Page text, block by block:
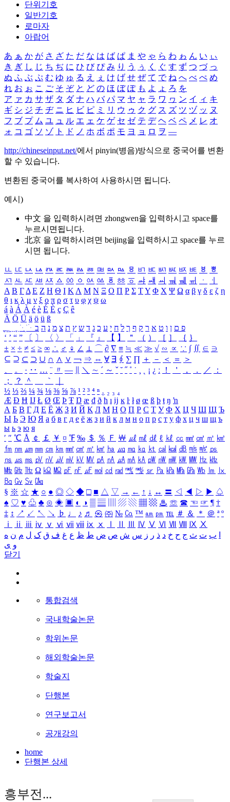
단위기호
일반기호
로마자
아랍어
あ ぁ か が さ ざ た だ な は ば ぱ ま や ゃ ら わ ゎ ん い ぃ
き ぎ し じ ち ぢ に ひ び ぴ み り う ぅ く ぐ す ず つ づ っ
ぬ ふ ぶ ぷ む ゆ ゅ る え ぇ け げ せ ぜ て で ね へ べ ぺ め
れ お ぉ こ ご そ ぞ と ど の ほ ぼ ぽ も よ ょ ろ を
ア ァ カ サ ザ タ ダ ナ ハ バ パ マ ヤ ャ ラ ワ ヮ ン イ ィ キ
ギ シ ジ チ ヂ ニ ヒ ビ ピ ミ リ ウ ゥ ク グ ス ズ ツ ヅ ッ ヌ
フ ブ プ ム ユ ュ ル エ ェ ケ ゲ セ ゼ テ デ ヘ ベ ペ メ レ オ
ォ コ ゴ ソ ゾ ト ド ノ ホ ボ ポ モ ヨ ョ ロ ヲ ―
http://chineseinput.net/에서 pinyin(병음)방식으로 중국어를 변환
할 수 있습니다.
변환된 중국어를 복사하여 사용하시면 됩니다.
예시)
中文 을 입력하시려면 zhongwen을 입력하시고 space를
누르시면됩니다.
北京 을 입력하시려면 beijing을 입력하시고 space를 누르
시면 됩니다.
ㅥ ㅦ ㅧ ㅨ ㅩ ㅪ ㅫ ㅬ ㅭ ㅮ ㅯ ㅰ ㅱ ㅲ ㅳ ㅴ ㅵ ㅶ ㅷ ㅸ
ㅹ
ㅺ ㅻ ㅼ ㅽ ㅾ ㅿ ㆀ ㆁ ㆂ ㆃ ㆄ ㆅ ㆆ ㆇ ㆈ ㆉ ㆊ ㆋ ㆌ ㆍ
ㆎ
Α Β ΓΔ Ε Ζ Η Θ Ι ΚΛ Μ Ν Ξ Ο Π Ρ Σ ΤΥ Φ Χ Ψ Ω α β γ δ ε ζ η
θ ι κ λ μ ν ξ ο π ρ σ τ υ φ χ ψ ω
á à Á À é è É È ç Ç ê
Ä Ö Ü ä ö ü ß
ִֶֹ ֻּ ׁׂ פ ם ן ו ט א ר ק ף ך ל ח י ע כ ג ד ש ץ ת צ מ נ ה ב
‘ ’ “ ” 〔 〕 〈 〉 「 」 『 』 【 】 ＂ （ ） ［ ］ ｛ ｝
± × ÷ ≠ ≤ ≥ ∞ ∴ ♂ ♀ ∠ ⊥ ⌒ ∂ ∇ ≡ ≒ ≪ ≫ √ ∽ ∝ ∵ ∫ ∬ ∈ ∋
⊆ ⊇ ⊂ ⊃ ∪ ∩ ∧ ∨ ￢ ⇒ ⇔ ∀ ∃ ∮ ∑ ∏ ＋ － ＜ ＝
＞
、
。 · ‥ … ¨ 〃 ― ＼ ∼ ´ ～ ˇ ˘ ˝ ˚ ˙ ¸ ¡ ¿ ː ！ ＇ ， ． ／
：
；
？ ＾ ｀
½ ⅓ ⅔ ¼ ¾ ⅛ ⅜ ⅝ ⅞ ¹ ² ³ ⁴ ⁿ ₁ ₂ ₃ ₄
Æ Ð Ħ Ĳ Ł Ø Œ Þ Ŧ Ŋ æ đ ð ħ ı ĳ ĸ ŀ ł ø œ ß þ ŧ ŋ ŉ
А Б В Г Д Е Ё Ж З И Й К Л М Н О П Р С Т У Ф Х Ц Ч Ш Щ Ъ
Ы Ь Э Ю Я а б в г д е ё ж з и й к л м н о п р с т у ф х ц ч ш щ ъ
ы ь э ю я
′ ″ ℃ Å ￠ ￡ ￥ ¤ ℉ ‰ ＄ ％ Ｆ ￦ ㎕ ㎖ ㎗ ℓ ㎘ ㏄ ㎣ ㎤ ㎥ ㎦
㎙ ㎚ ㎛ ㎜ ㎝ ㎞ ㎟ ㎠ ㎡ ㎢ ㏊ ㎍ ㎎ ㎏ ㏏ ㎈ ㎉ ㏈ ㎧ ㎨ ㎰
㎱ ㎲ ㎳ ㎴ ㎵ ㎶ ㎷ ㎸ ㎹ ㎀ ㎁ ㎂ ㎃ ㎄ ㎺ ㎻ ㎽ ㎾ ㎿ ㎐ ㎑
㎒ ㎓ ㎔ Ω ㏀ ㏁ ㎊ ㎋ ㎌ ㏖ ㏅ ㎭ ㎮ ㎯ ㏛ ㎩ ㎪ ㎫ ㎬ ㏝ ㏐
㏓
㏃ ㏉ ㏜ ㏆
§ ※ ☆ ★ ○ ● ◎ ◇ ◆ □ ■ △ ▽ → ← ↑ ↓ ↔ 〓 ◁ ◀ ▷ ▶ ♤
♠ ♡ ♥ ♧ ♣ ⊙ ◈ ▣ ◐ ◑ ▒ ▤ ▨ ▧ ▦ ▩ ♨ ☏ ☎ ☜ ☞ ¶ †
‡ ↕ ↗ ↙ ↖ ↘ ♭ ♩ ♪ ♬ ㉿ ㈜ № ㏇ ™ ㏂ ㏘ ℡ ＃ ＆ ＊ ＠ ª º
ⅰ
ⅱ ⅲ ⅳ ⅴ ⅵ ⅶ ⅷ ⅸ ⅹ Ⅳ Ⅴ Ⅵ Ⅶ Ⅷ Ⅸ Ⅹ
ب ت ث ج ح خ د ذ ر ز س ش ص ض ط ظ ع غ ف ق ک ل م ن ه
و ی
닫기
통합검색
국내학술논문
학위논문
해외학술논문
학술지
단행본
연구보고서
공개강의
home
단행본 상세
흥부전...